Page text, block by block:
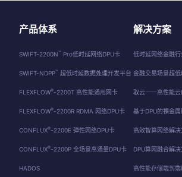
产品体系
SWIFT-2200N™ Pro低时延网络DPU卡
SWIFT-NDPP™ 超低时延数据处理开发平台
FLEXFLOW®-2200T 高性能通用网卡
FLEXFLOW®-2200R RDMA 网络DPU卡
CONFLUX®-2200E 弹性网络DPU卡
CONFLUX®-2200P 全场景高通量DPU卡
HADOS
解决方案
低时延网络金融
金融交易场景超
驭云⸺高性能云
基于DPU的裸金
高效智算网络解决
DPU算网融合解
高性能存储端到